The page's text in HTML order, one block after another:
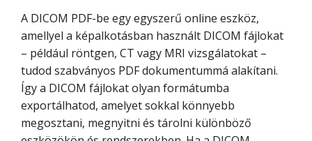
A DICOM PDF-be egy egyszerű online eszköz,
amellyel a képalkotásban használt DICOM fájlokat
– például röntgen, CT vagy MRI vizsgálatokat –
tudod szabványos PDF dokumentummá alakítani.
Így a DICOM fájlokat olyan formátumba
exportálhatod, amelyet sokkal könnyebb
megosztani, megnyitni és tárolni különböző